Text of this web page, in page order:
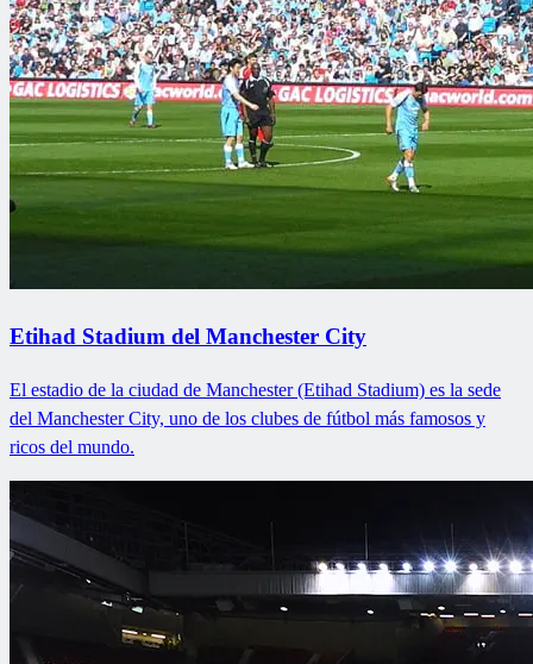
Etihad Stadium del Manchester City
El estadio de la ciudad de Manchester (Etihad Stadium) es la sede
del Manchester City, uno de los clubes de fútbol más famosos y
ricos del mundo.